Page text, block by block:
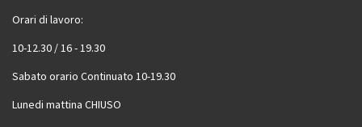
Orari di lavoro:
10-12.30 / 16 - 19.30
Sabato orario Continuato 10-19.30
Lunedi mattina CHIUSO